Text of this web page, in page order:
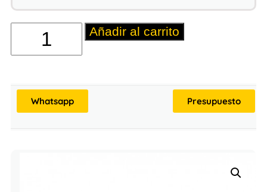
Añadir al carrito
Whatsapp Presupuesto